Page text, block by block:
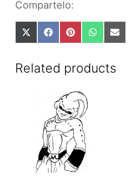
Compartelo:
Share
on
(Twitter)
Share
on
Share
on
Share
on
Share
on
Related products